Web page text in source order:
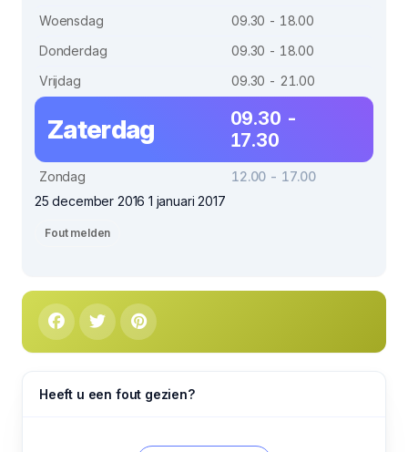
Woensdag
09.30 - 18.00
Donderdag
09.30 - 18.00
Vrijdag
09.30 - 21.00
Zaterdag
09.30 -
17.30
Zondag
12.00 - 17.00
25 december 2016 1 januari 2017
Fout melden
Heeft u een fout gezien?